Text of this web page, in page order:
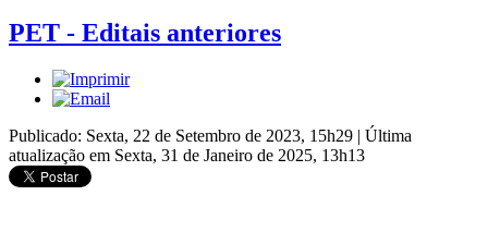
PET - Editais anteriores
Publicado: Sexta, 22 de Setembro de 2023, 15h29 | Última
atualização em Sexta, 31 de Janeiro de 2025, 13h13